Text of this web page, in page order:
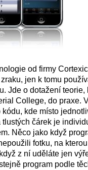
od firmy
jen k tomu
Jde o dotažení teorie,
College, do praxe.
kde místo
čárek je
Něco jako když
fotku, na
z ní uděláte jen
program podle